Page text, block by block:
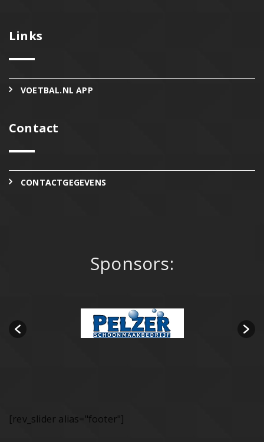
Links
VOETBAL.NL APP
Contact
CONTACTGEGEVENS
Sponsors:
[rev_slider alias="footer"]